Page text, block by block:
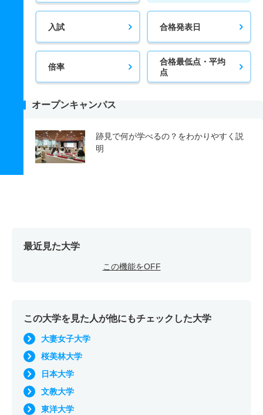
入試 合格発表日
倍率
合格最低点・平均
点
オープンキャンパス
跡見で何が学べるの？をわかりやすく説
明
最近見た大学
この機能をOFF
この大学を見た人が他にもチェックした大学
大妻女子大学
桜美林大学
日本大学
文教大学
東洋大学